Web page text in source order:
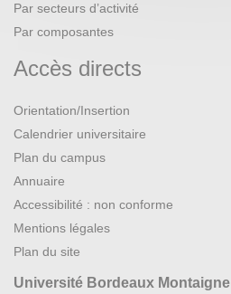
Par secteurs d’activité
Par composantes
Accès directs
Orientation/Insertion
Calendrier universitaire
Plan du campus
Annuaire
Accessibilité : non conforme
Mentions légales
Plan du site
Université Bordeaux Montaigne